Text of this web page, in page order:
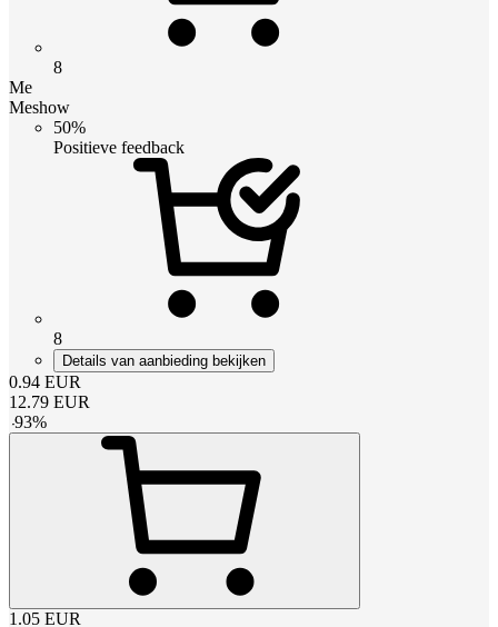
8
Me
Meshow
50%
Positieve feedback
8
Details van aanbieding bekijken
0.94 EUR
12.79 EUR
-93%
1.05 EUR